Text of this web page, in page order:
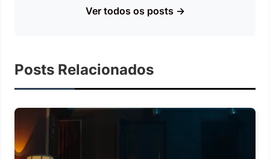
Ver todos os posts →
Posts Relacionados